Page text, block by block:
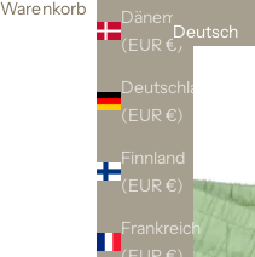
Dänemark
(EUR €)
Deutschland
(EUR €)
Finnland
(EUR €)
Frankreich
Deutsch
Warenkorb